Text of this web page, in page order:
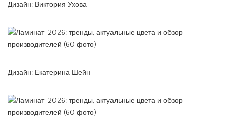
Дизайн: Виктория Ухова
Дизайн: Екатерина Шейн